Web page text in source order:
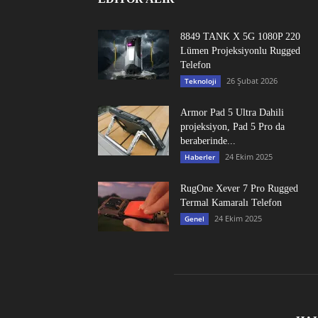
8849 TANK X 5G 1080P 220
Lümen Projeksiyonlu Rugged
Telefon
Teknoloji 26 Şubat 2026
Armor Pad 5 Ultra Dahili
projeksiyon, Pad 5 Pro da
beraberinde...
Haberler 24 Ekim 2025
RugOne Xever 7 Pro Rugged
Termal Kamaralı Telefon
Genel 24 Ekim 2025